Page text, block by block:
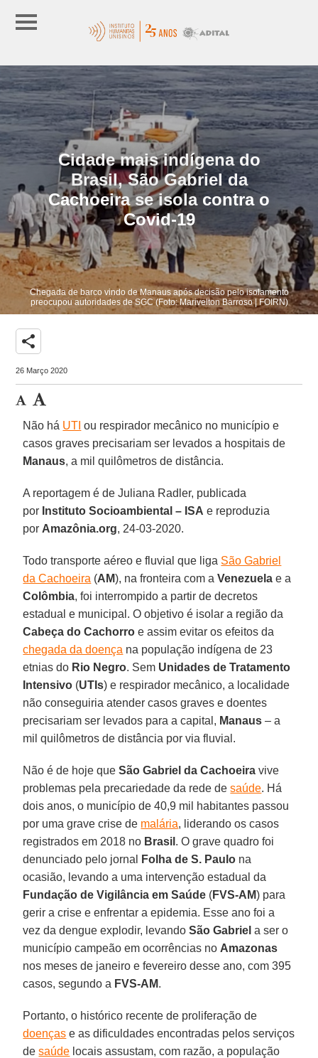
Cidade mais indígena do
Brasil, São Gabriel da
Cachoeira se isola contra o
Covid-19
Chegada de barco vindo de Manaus após decisão pelo isolamento
preocupou autoridades de SGC (Foto: Marivelton Barroso | FOIRN)
share
26 Março 2020
Não há UTI ou respirador mecânico no município e
casos graves precisariam ser levados a hospitais de
Manaus, a mil quilômetros de distância.
A reportagem é de Juliana Radler, publicada
por Instituto Socioambiental – ISAe reproduzia
por Amazônia.org, 24-03-2020.
Todo transporte aéreo e fluvial que liga São Gabriel
da Cachoeira (AM), na fronteira com aVenezuela e a
Colômbia, foi interrompido a partir de decretos
estadual e municipal. O objetivo é isolar a região da
Cabeça do Cachorro e assim evitar os efeitos da
chegada da doença na população indígena de 23
etnias do Rio Negro. Sem Unidades de Tratamento
Intensivo (UTIs) e respirador mecânico, a localidade
não conseguiria atender casos graves e doentes
precisariam ser levados para a capital, Manaus – a
mil quilômetros de distância por via fluvial.
Não é de hoje queSão Gabriel da Cachoeira vive
problemas pela precariedade da rede desaúde. Há
dois anos, o município de 40,9 mil habitantes passou
por uma grave crise de malária, liderando os casos
registrados em 2018 no Brasil . O grave quadro foi
denunciado pelo jornal
Folha de S. Paulo na
ocasião, levando a uma intervenção estadual da
Fundação de Vigilância em Saúde (FVS-AM) para
gerir a crise e enfrentar a epidemia. Esse ano foi a
vez da dengue explodir, levandoSão Gabriel a ser o
município campeão em ocorrências no Amazonas
nos meses de janeiro e fevereiro desse ano, com 395
casos, segundo a FVS-AM.
Portanto, o histórico recente de proliferação de
doenças e as dificuldades encontradas pelos serviços
desaúde locais assustam, com razão, a população